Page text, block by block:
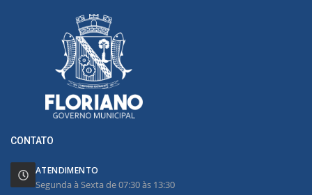
CONTATO
ATENDIMENTO
Segunda à Sexta de 07:30 às 13:30